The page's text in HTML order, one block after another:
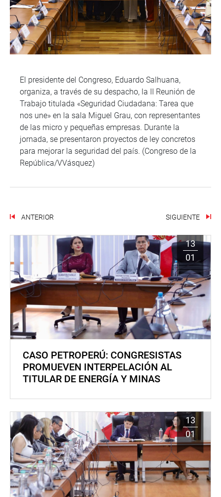
El presidente del Congreso, Eduardo Salhuana,
organiza, a través de su despacho, la II Reunión de
Trabajo titulada «Seguridad Ciudadana: Tarea que
nos une» en la sala Miguel Grau, con representantes
de las micro y pequeñas empresas. Durante la
jornada, se presentaron proyectos de ley concretos
para mejorar la seguridad del país. (Congreso de la
República/VVásquez)
ANTERIOR SIGUIENTE
13
01
CASO PETROPERÚ: CONGRESISTAS
PROMUEVEN INTERPELACIÓN AL
TITULAR DE ENERGÍA Y MINAS
13
01